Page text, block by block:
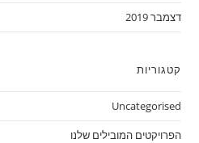
דצמבר 2019
קטגוריות
Uncategorised
הפרויקטים המובילים שלנו